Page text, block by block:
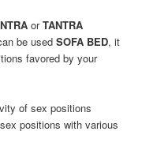
orTANTRA
be used SOFA BED, it
favored by your
of sex positions
sex positions with various